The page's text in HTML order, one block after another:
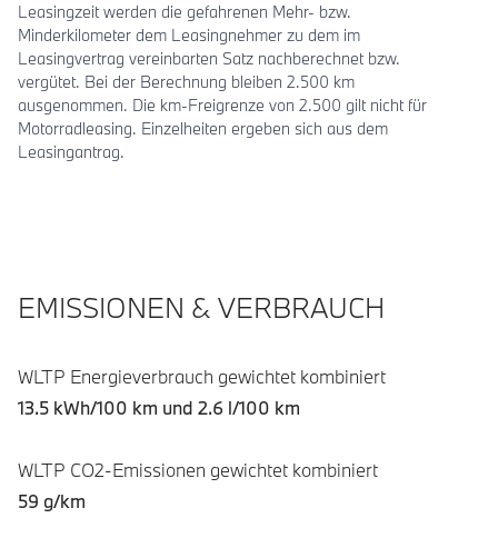
Leasingzeit werden die gefahrenen Mehr- bzw.
Minderkilometer dem Leasingnehmer zu dem im
Leasingvertrag vereinbarten Satz nachberechnet bzw.
vergütet. Bei der Berechnung bleiben 2.500 km
ausgenommen. Die km-Freigrenze von 2.500 gilt nicht für
Motorradleasing. Einzelheiten ergeben sich aus dem
Leasingantrag.
EMISSIONEN & VERBRAUCH
WLTP Energieverbrauch gewichtet kombiniert
13.5 kWh/100 km und 2.6 l/100 km
WLTP CO2-Emissionen gewichtet kombiniert
59 g/km